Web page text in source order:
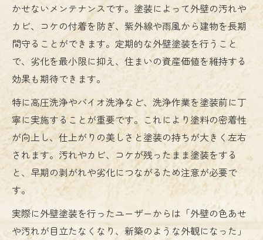
かせないメンテナンスです。塗装によって外壁の汚れや
カビ、コケの付着を防ぎ、紫外線や雨風から建物を長期
間守ることができます。定期的な外壁塗装を行うこと
で、劣化を最小限に抑え、住まいの資産価値を維持する
効果も期待できます。
特に高圧洗浄やバイオ洗浄など、洗浄作業を塗装前に丁
寧に実施することが重要です。これにより塗料の密着性
が向上し、仕上がりの美しさと塗装の持ちが大きく左右
されます。汚れやカビ、コケが残ったまま塗装をする
と、早期の剥がれや劣化につながるため注意が必要で
す。
実際に外壁塗装を行ったユーザーからは「外壁の色あせ
や汚れが目立たなくなり、新築のような外観になった」